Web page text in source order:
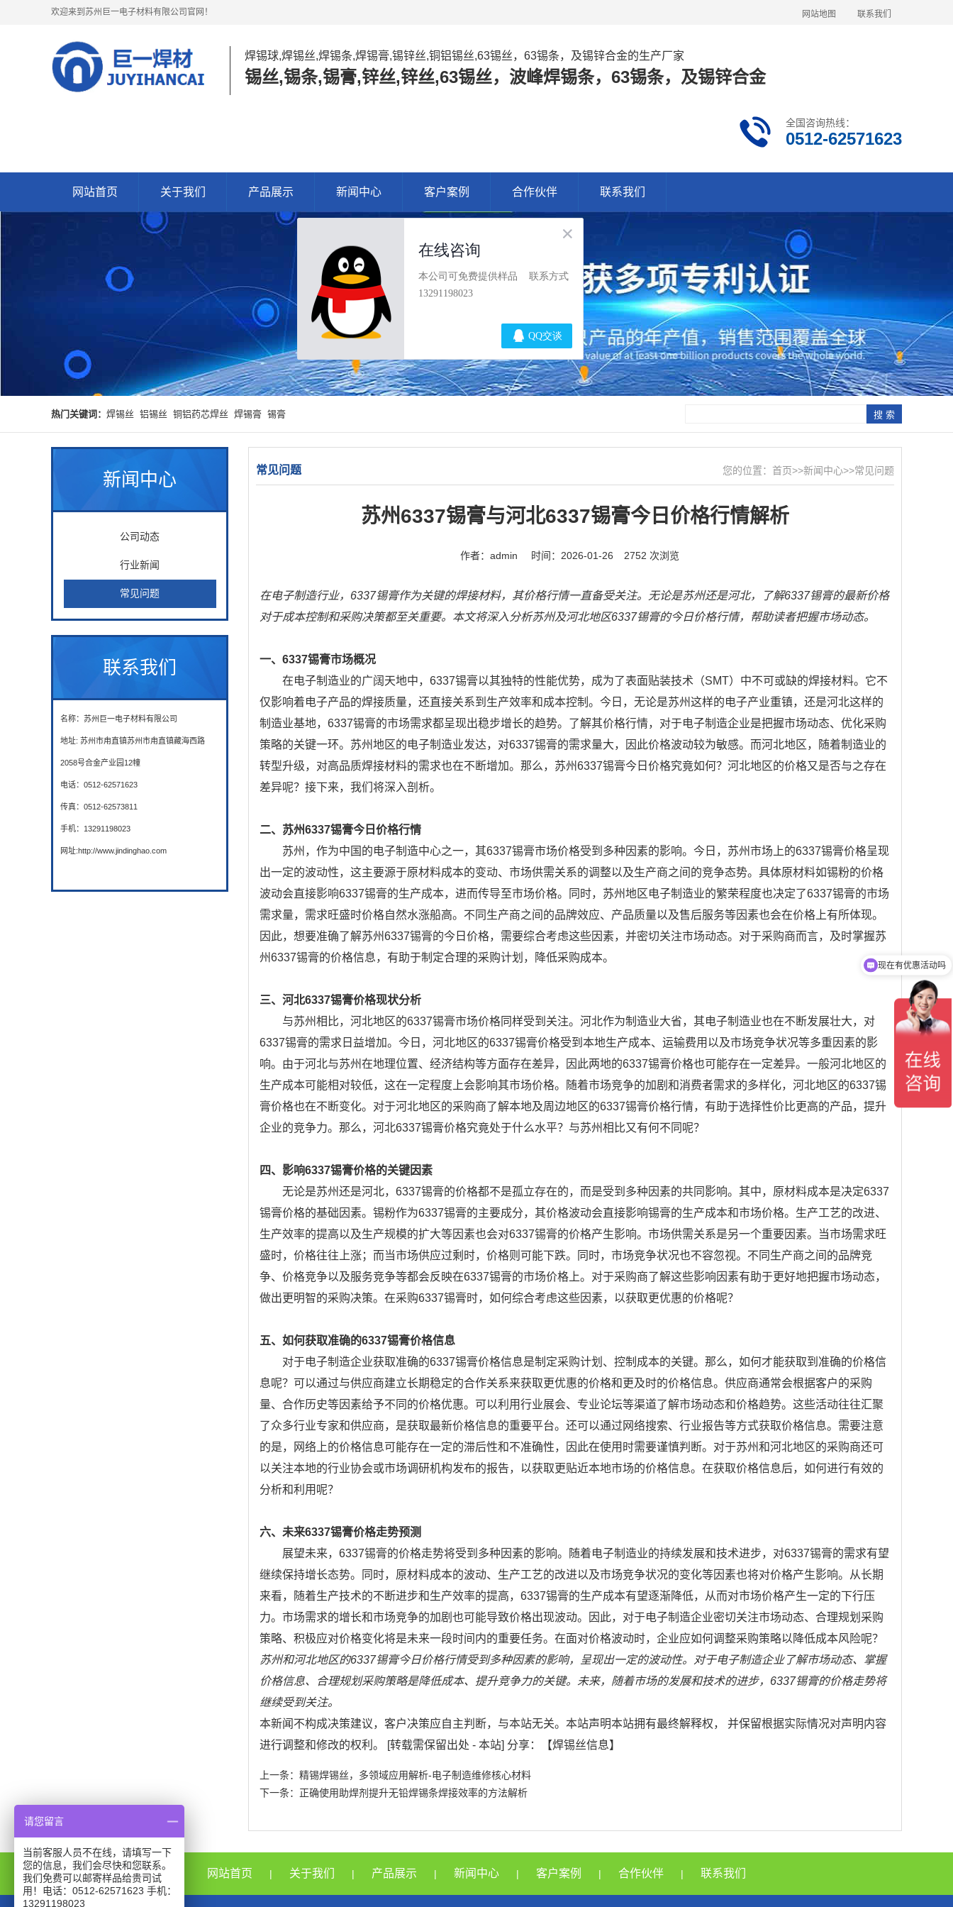
欢迎来到苏州巨一电子材料有限公司官网！ 网站地图 联系我们
焊锡球,焊锡丝,焊锡条,焊锡膏,锡锌丝,铜铝锡丝,63锡丝，63锡条，及锡锌合金的生产厂家
锡丝,锡条,锡膏,锌丝,锌丝,63锡丝，波峰焊锡条，63锡条，及锡锌合金
全国咨询热线：
0512-62571623
网站首页 关于我们 产品展示 新闻中心 客户案例 合作伙伴 联系我们
热门关键词： 焊锡丝 铝锡丝 铜铝药芯焊丝 焊锡膏 锡膏
新闻中心
公司动态
行业新闻
常见问题
联系我们
名称：苏州巨一电子材料有限公司
地址: 苏州市甪直镇苏州市甪直镇藏海西路
2058号合金产业园12幢
电话：0512-62571623
传真：0512-62573811
手机：13291198023
网址:http://www.jindinghao.com
常见问题 您的位置： 首页>>新闻中心>>常见问题
苏州6337锡膏与河北6337锡膏今日价格行情解析
作者：admin 时间：2026-01-26 2752 次浏览
在电子制造行业，6337锡膏作为关键的焊接材料，其价格行情一直备受关注。无论是苏州还是河北，了解6337锡膏的最新价格
对于成本控制和采购决策都至关重要。本文将深入分析苏州及河北地区6337锡膏的今日价格行情，帮助读者把握市场动态。
一、6337锡膏市场概况
在电子制造业的广阔天地中，6337锡膏以其独特的性能优势，成为了表面贴装技术（SMT）中不可或缺的焊接材料。它不
仅影响着电子产品的焊接质量，还直接关系到生产效率和成本控制。今日，无论是苏州这样的电子产业重镇，还是河北这样的
制造业基地，6337锡膏的市场需求都呈现出稳步增长的趋势。了解其价格行情，对于电子制造企业是把握市场动态、优化采购
策略的关键一环。苏州地区的电子制造业发达，对6337锡膏的需求量大，因此价格波动较为敏感。而河北地区，随着制造业的
转型升级，对高品质焊接材料的需求也在不断增加。那么，苏州6337锡膏今日价格究竟如何？河北地区的价格又是否与之存在
差异呢？接下来，我们将深入剖析。
二、苏州6337锡膏今日价格行情
苏州，作为中国的电子制造中心之一，其6337锡膏市场价格受到多种因素的影响。今日，苏州市场上的6337锡膏价格呈现
出一定的波动性，这主要源于原材料成本的变动、市场供需关系的调整以及生产商之间的竞争态势。具体原材料如锡粉的价格
波动会直接影响6337锡膏的生产成本，进而传导至市场价格。同时，苏州地区电子制造业的繁荣程度也决定了6337锡膏的市场
需求量，需求旺盛时价格自然水涨船高。不同生产商之间的品牌效应、产品质量以及售后服务等因素也会在价格上有所体现。
因此，想要准确了解苏州6337锡膏的今日价格，需要综合考虑这些因素，并密切关注市场动态。对于采购商而言，及时掌握苏
州6337锡膏的价格信息，有助于制定合理的采购计划，降低采购成本。
三、河北6337锡膏价格现状分析
与苏州相比，河北地区的6337锡膏市场价格同样受到关注。河北作为制造业大省，其电子制造业也在不断发展壮大，对
6337锡膏的需求日益增加。今日，河北地区的6337锡膏价格受到本地生产成本、运输费用以及市场竞争状况等多重因素的影
响。由于河北与苏州在地理位置、经济结构等方面存在差异，因此两地的6337锡膏价格也可能存在一定差异。一般河北地区的
生产成本可能相对较低，这在一定程度上会影响其市场价格。随着市场竞争的加剧和消费者需求的多样化，河北地区的6337锡
膏价格也在不断变化。对于河北地区的采购商了解本地及周边地区的6337锡膏价格行情，有助于选择性价比更高的产品，提升
企业的竞争力。那么，河北6337锡膏价格究竟处于什么水平？与苏州相比又有何不同呢？
四、影响6337锡膏价格的关键因素
无论是苏州还是河北，6337锡膏的价格都不是孤立存在的，而是受到多种因素的共同影响。其中，原材料成本是决定6337
锡膏价格的基础因素。锡粉作为6337锡膏的主要成分，其价格波动会直接影响锡膏的生产成本和市场价格。生产工艺的改进、
生产效率的提高以及生产规模的扩大等因素也会对6337锡膏的价格产生影响。市场供需关系是另一个重要因素。当市场需求旺
盛时，价格往往上涨；而当市场供应过剩时，价格则可能下跌。同时，市场竞争状况也不容忽视。不同生产商之间的品牌竞
争、价格竞争以及服务竞争等都会反映在6337锡膏的市场价格上。对于采购商了解这些影响因素有助于更好地把握市场动态，
做出更明智的采购决策。在采购6337锡膏时，如何综合考虑这些因素，以获取更优惠的价格呢？
五、如何获取准确的6337锡膏价格信息
对于电子制造企业获取准确的6337锡膏价格信息是制定采购计划、控制成本的关键。那么，如何才能获取到准确的价格信
息呢？可以通过与供应商建立长期稳定的合作关系来获取更优惠的价格和更及时的价格信息。供应商通常会根据客户的采购
量、合作历史等因素给予不同的价格优惠。可以利用行业展会、专业论坛等渠道了解市场动态和价格趋势。这些活动往往汇聚
了众多行业专家和供应商，是获取最新价格信息的重要平台。还可以通过网络搜索、行业报告等方式获取价格信息。需要注意
的是，网络上的价格信息可能存在一定的滞后性和不准确性，因此在使用时需要谨慎判断。对于苏州和河北地区的采购商还可
以关注本地的行业协会或市场调研机构发布的报告，以获取更贴近本地市场的价格信息。在获取价格信息后，如何进行有效的
分析和利用呢？
六、未来6337锡膏价格走势预测
展望未来，6337锡膏的价格走势将受到多种因素的影响。随着电子制造业的持续发展和技术进步，对6337锡膏的需求有望
继续保持增长态势。同时，原材料成本的波动、生产工艺的改进以及市场竞争状况的变化等因素也将对价格产生影响。从长期
来看，随着生产技术的不断进步和生产效率的提高，6337锡膏的生产成本有望逐渐降低，从而对市场价格产生一定的下行压
力。市场需求的增长和市场竞争的加剧也可能导致价格出现波动。因此，对于电子制造企业密切关注市场动态、合理规划采购
策略、积极应对价格变化将是未来一段时间内的重要任务。在面对价格波动时，企业应如何调整采购策略以降低成本风险呢？
苏州和河北地区的6337锡膏今日价格行情受到多种因素的影响，呈现出一定的波动性。对于电子制造企业了解市场动态、掌握
价格信息、合理规划采购策略是降低成本、提升竞争力的关键。未来，随着市场的发展和技术的进步，6337锡膏的价格走势将
继续受到关注。
本新闻不构成决策建议，客户决策应自主判断，与本站无关。本站声明本站拥有最终解释权， 并保留根据实际情况对声明内容
进行调整和修改的权利。 [转载需保留出处 - 本站] 分享：【焊锡丝信息】
上一条： 精锡焊锡丝，多领域应用解析-电子制造维修核心材料
下一条： 正确使用助焊剂提升无铅焊锡条焊接效率的方法解析
网站首页 | 关于我们 | 产品展示 | 新闻中心 | 客户案例 | 合作伙伴 | 联系我们
可以介绍下你们的产品么?
现在有优惠活动吗
请您留言
当前客服人员不在线，请填写一下
您的信息，我们会尽快和您联系。
我们免费可以邮寄样品给贵司试
用！电话：0512-62571623 手机：
13291198023